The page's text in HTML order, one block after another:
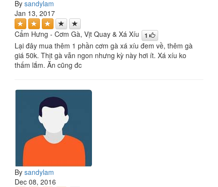
By sandylam
Jan 13, 2017
Cẩm Hưng - Cơm Gà, Vịt Quay & Xá Xíu 1
Lại đây mua thêm 1 phần cơm gà xá xíu đem về, thêm gà
giá 50k. Thịt gà vẫn ngon nhưng kỳ này hơi ít. Xá xíu ko
thấm lắm. Ăn cũng đc
By sandylam
Dec 08, 2016